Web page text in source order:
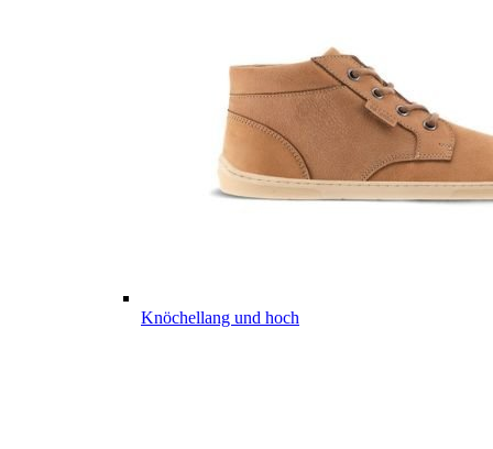
Knöchellang und hoch